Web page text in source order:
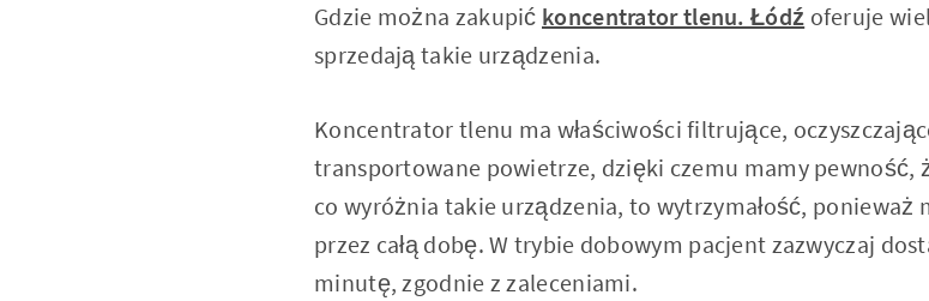
Gdzie można zakupić koncentrator tlenu. Łódź oferuje
sprzedają takie urządzenia.
Koncentrator tlenu ma właściwości filtrujące,
transportowane powietrze, dzięki czemu mamy pewność,
co wyróżnia takie urządzenia, to wytrzymałość, ponieważ
przez całą dobę. W trybie dobowym pacjent zazwyczaj
minutę, zgodnie z zaleceniami.